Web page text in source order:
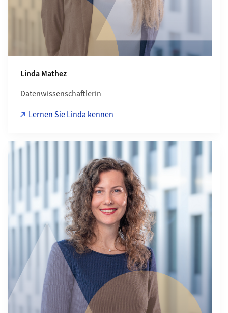
Linda Mathez
Datenwissenschaftlerin
Lernen Sie Linda kennen